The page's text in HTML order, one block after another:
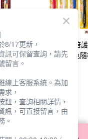
上護齦
顏色隨
EBiSU惠百施倍
牙刷-軟毛(顏色
方式之詳情，及若您不希
8/17更新，
訊可保留查詢，請先
留言。
線上客服系統。為加
求，
鈕，查詢相關詳情，
訊，可直接留言，由
。